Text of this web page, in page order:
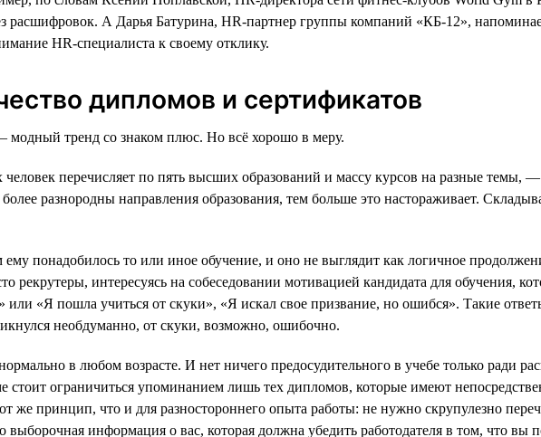
расшифровок. А Дарья Батурина, HR-партнер группы компаний «КБ-12»,
HR-специалиста к своему отклику.
дипломов и сертификатов
модный тренд со знаком плюс. Но всё хорошо в меру.
перечисляет по пять высших образований и массу курсов на разные темы,
разнородны направления образования, тем больше это настораживает.
понадобилось то или иное обучение, и оно не выглядит как логичное
рекрутеры, интересуясь на собеседовании мотивацией кандидата для обучения,
«Я пошла учиться от скуки», «Я искал свое призвание, но ошибся». Такие
необдуманно, от скуки, возможно, ошибочно.
в любом возрасте. И нет ничего предосудительного в учебе только ради
стоит ограничиться упоминанием лишь тех дипломов, которые имеют
же принцип, что и для разностороннего опыта работы: не нужно скрупулезно
информация о вас, которая должна убедить работодателя в том, что вы